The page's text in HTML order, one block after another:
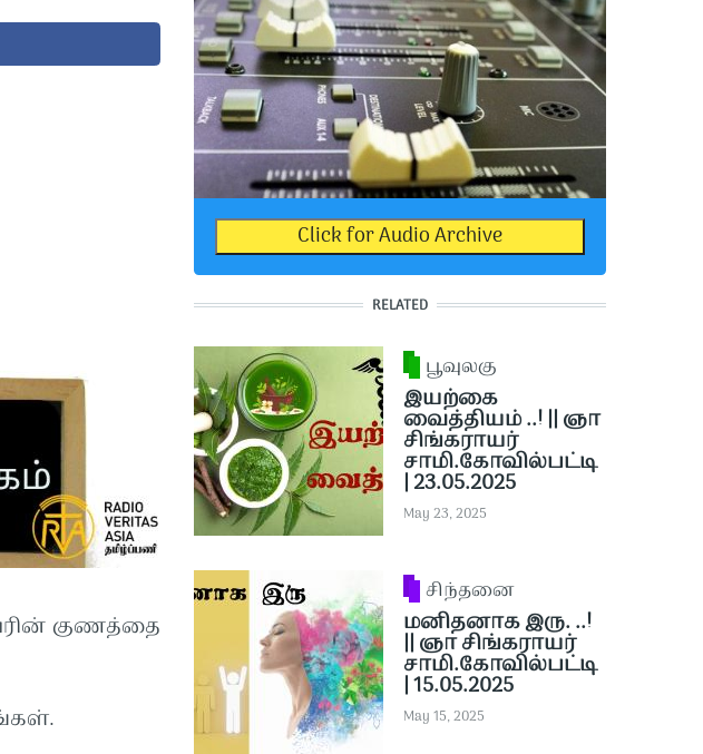
குணத்தை
Click for Audio Archive
RELATED
பூவுலகு
இயற்கை
வைத்தியம் ..! || ஞா
சிங்கராயர்
சாமி.கோவில்பட்டி
| 23.05.2025
May 23, 2025
சிந்தனை
மனிதனாக இரு. ..!
|| ஞா சிங்கராயர்
சாமி.கோவில்பட்டி
| 15.05.2025
May 15, 2025